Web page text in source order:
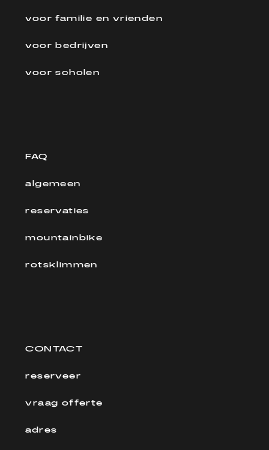
voor familie en vrienden
voor bedrijven
voor scholen
FAQ
algemeen
reservaties
mountainbike
rotsklimmen
CONTACT
reserveer
vraag offerte
adres